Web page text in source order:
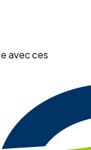
avec ces